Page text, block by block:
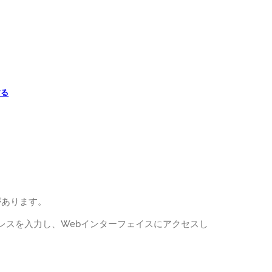
ります。
を入力し、Webインターフェイスにアクセスし